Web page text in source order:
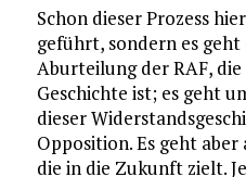
Schon dieser Prozess
geführt, sondern es
Aburteilung der RAF, die
Geschichte ist; es geht
dieser
Opposition. Es geht
die in die Zukunft zielt.